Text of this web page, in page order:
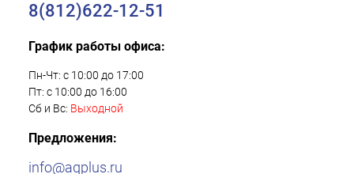
8(812)622-12-51
График работы офиса:
Пн-Чт: с 10:00 до 17:00
Пт: с 10:00 до 16:00
Сб и Вс: Выходной
Предложения:
info@aqplus.ru